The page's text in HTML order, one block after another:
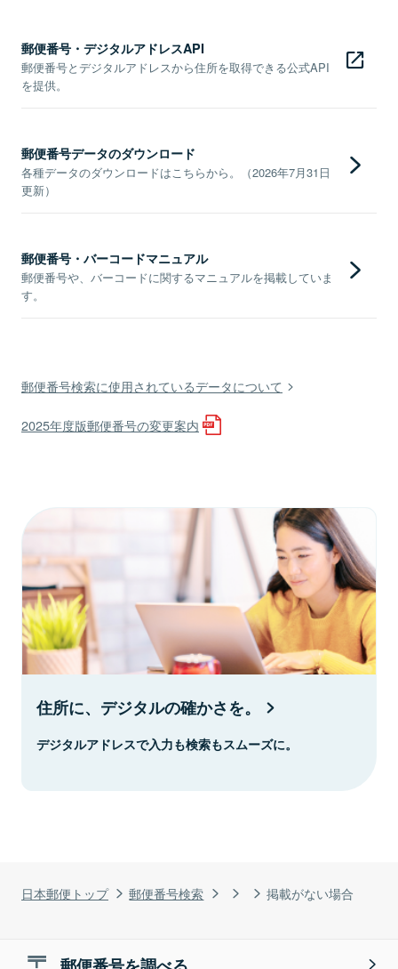
日本郵便トップ 郵便番号検索 掲載がない場合
郵便番号・デジタルアドレスAPI
郵便番号とデジタルアドレスから住所を取得できる公式API
を提供。
郵便番号データのダウンロード
各種データのダウンロードはこちらから。（2026年7月31日
更新）
郵便番号・バーコードマニュアル
郵便番号や、バーコードに関するマニュアルを掲載していま
す。
郵便番号検索に使用されているデータについて
2025年度版郵便番号の変更案内
住所に、デジタルの確かさを。
デジタルアドレスで入力も検索もスムーズに。